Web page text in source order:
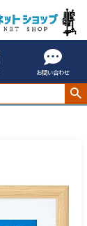
お問い合わせ